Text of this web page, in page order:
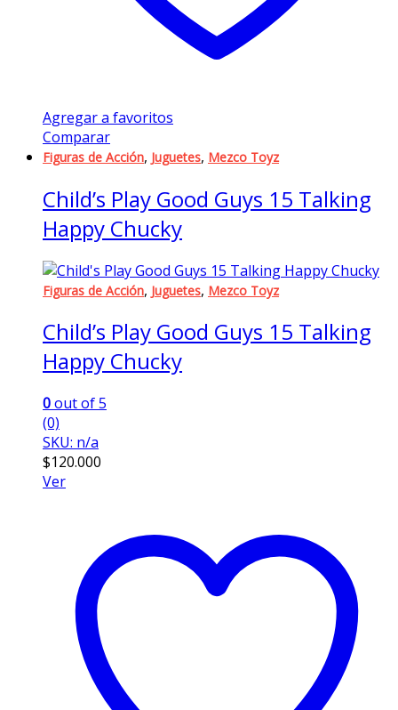
Agregar a favoritos
Comparar
Figuras de Acción, Juguetes, Mezco Toyz
Child’s Play Good Guys 15 Talking
Happy Chucky
Figuras de Acción, Juguetes, Mezco Toyz
Child’s Play Good Guys 15 Talking
Happy Chucky
0out of 5
(0)
SKU: n/a
$120.000
Ver